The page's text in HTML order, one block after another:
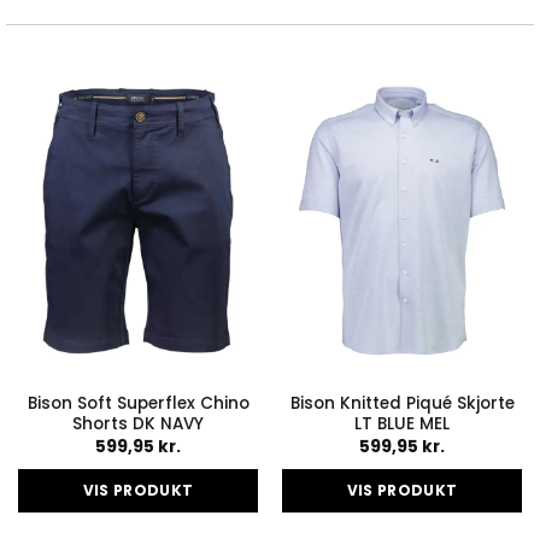
varianter.
Mulighederne
kan
vælges
på
varesiden
varianter.
Mulighederne
kan
vælges
på
varesiden
Bison Soft Superflex Chino
Shorts DK NAVY
599,95 kr.
VIS PRODUKT
Bison Knitted Piqué Skjorte
LT BLUE MEL
599,95 kr.
VIS PRODUKT